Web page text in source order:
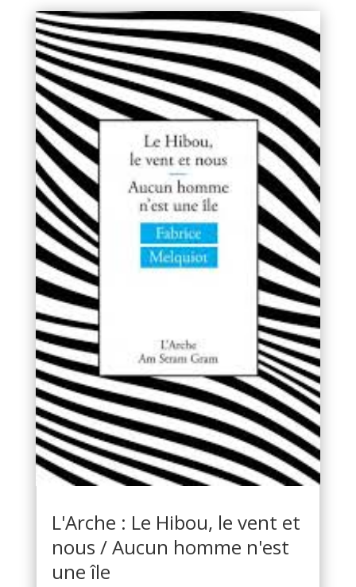
L'Arche : Le Hibou, le vent et
nous / Aucun homme n'est
une île